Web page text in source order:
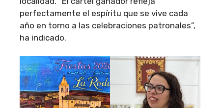
perfectamente el espíritu que se vive cada
año en torno a las celebraciones patronales”,
ha indicado.